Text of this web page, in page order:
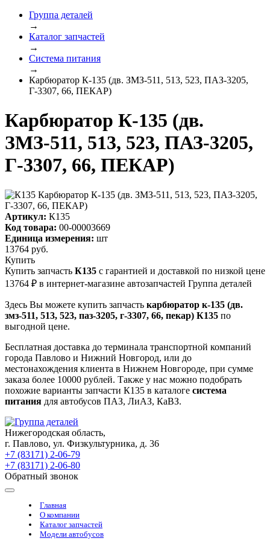
Группа деталей
→
Каталог запчастей
→
Система питания
→
Карбюратор К-135 (дв. ЗМЗ-511, 513, 523, ПАЗ-3205,
Г-3307, 66, ПЕКАР)
Карбюратор К-135 (дв.
ЗМЗ-511, 513, 523, ПАЗ-3205,
Г-3307, 66, ПЕКАР)
Артикул: К135
Код товара: 00-00003669
Единица измерения: шт
13764 руб.
Купить
Купить запчасть К135 с гарантией и доставкой по низкой цене
13764 ₽ в интернет-магазине автозапчастей Группа деталей
Здесь Вы можете купить запчасть карбюратор к-135 (дв.
змз-511, 513, 523, паз-3205, г-3307, 66, пекар) К135 по
выгодной цене.
Бесплатная доставка до терминала транспортной компаний
города Павлово и Нижний Новгород, или до
местонахождения клиента в Нижнем Новгороде, при сумме
заказа более 10000 рублей. Также у нас можно подобрать
похожие варианты запчасти К135 в каталоге система
питания для автобусов ПАЗ, ЛиАЗ, КаВЗ.
Нижегородская область,
г. Павлово, ул. Физкультурника, д. 36
+7 (83171) 2-06-79
+7 (83171) 2-06-80
Обратный звонок
Главная
О компании
Каталог запчастей
Модели автобусов